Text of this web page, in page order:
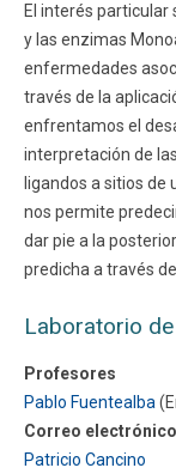
El interés particular
y las enzimas
enfermedades
través de la
enfrentamos el
interpretación de
ligandos a sitios de
nos permite
dar pie a la
predicha a través
Laboratorio
Profesores
Pablo Fuentealba
Correo
Patricio Cancino